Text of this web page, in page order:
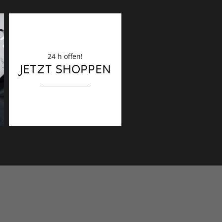
Dekoration
Finaler Schliff
24 h offen!
JETZT SHOPPEN